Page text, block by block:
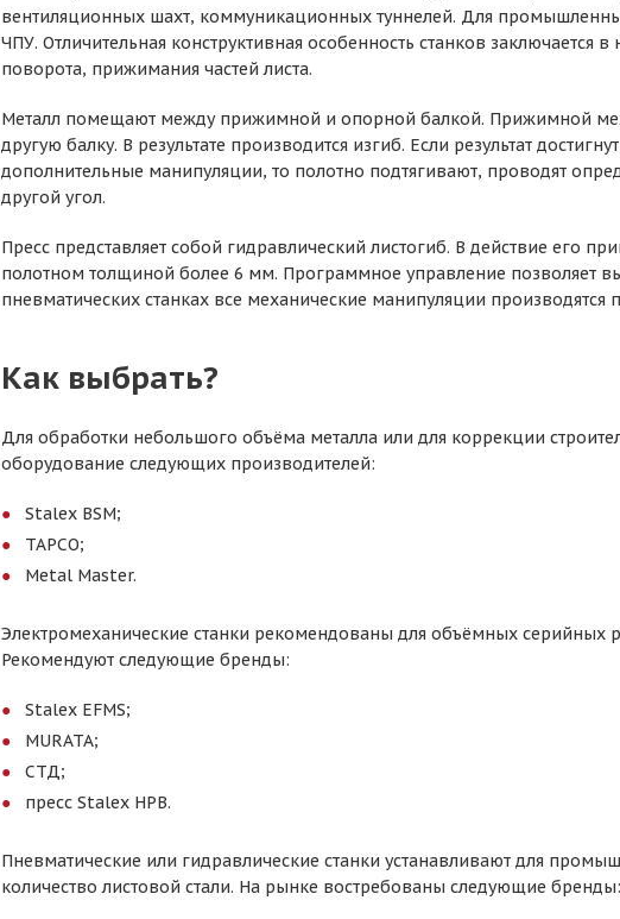
вентиляционных шахт, коммуникационных туннелей. Для
ЧПУ. Отличительная конструктивная особенность станков
поворота, прижимания частей листа.
Металл помещают между прижимной и опорной балкой. Прижимной
другую балку. В результате производится изгиб. Если результат
дополнительные манипуляции, то полотно подтягивают, проводят
другой угол.
Пресс представляет собой гидравлический листогиб. В действие его
полотном толщиной более 6 мм. Программное управление позволяет
пневматических станках все механические манипуляции производятся
Как выбрать?
Для обработки небольшого объёма металла или для коррекции
оборудование следующих производителей:
Stalex BSM;
ТАРСО;
Metal Master.
Электромеханические станки рекомендованы для объёмных серийных
Рекомендуют следующие бренды:
Stalex EFMS;
MURATA;
СТД;
пресс Stalex НРВ.
Пневматические или гидравлические станки устанавливают для
количество листовой стали. На рынке востребованы следующие бренды: